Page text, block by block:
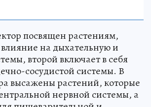
посвящен растениям,
на дыхательную и
второй включает в себя
сосудистой системы. В
высажены растений, которые
нервной системы, а